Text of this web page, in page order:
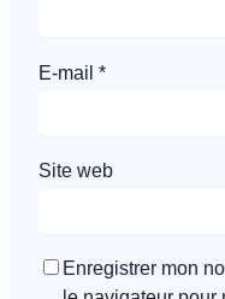
E-mail *
Site web
Enregistrer mon